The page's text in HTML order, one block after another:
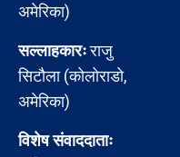
अमेरिका)
सल्लाहकारःराजु
सिटौला (कोलोराडो,
अमेरिका)
विशेष संवाददाताः